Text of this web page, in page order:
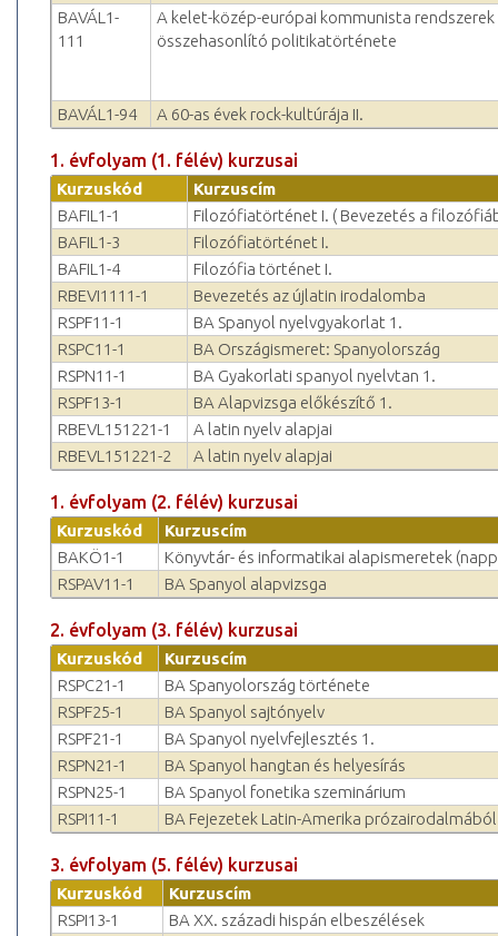
BAVÁL1-
111
A kelet-közép-európai kommunista rendszerek
összehasonlító politikatörténete
BAVÁL1-94 A 60-as évek rock-kultúrája II.
1. évfolyam (1. félév) kurzusai
Kurzuskód
Kurzuscím
BAFIL1-1
Filozófiatörténet I. ( Bevezetés a
BAFIL1-3
Filozófiatörténet I.
BAFIL1-4
Filozófia történet I.
RBEVI1111-1
Bevezetés az újlatin irodalomba
RSPF11-1
BA Spanyol nyelvgyakorlat 1.
RSPC11-1
BA Országismeret: Spanyolország
RSPN11-1
BA Gyakorlati spanyol nyelvtan 1.
RSPF13-1
BA Alapvizsga előkészítő 1.
RBEVL151221-1
A latin nyelv alapjai
RBEVL151221-2
A latin nyelv alapjai
1. évfolyam (2. félév) kurzusai
Kurzuskód
Kurzuscím
BAKÖ1-1
Könyvtár- és informatikai alapismeretek
RSPAV11-1
BA Spanyol alapvizsga
2. évfolyam (3. félév) kurzusai
Kurzuskód
Kurzuscím
RSPC21-1
BA Spanyolország története
RSPF25-1
BA Spanyol sajtónyelv
RSPF21-1
BA Spanyol nyelvfejlesztés 1.
RSPN21-1
BA Spanyol hangtan és helyesírás
RSPN25-1
BA Spanyol fonetika szeminárium
RSPI11-1
BA Fejezetek Latin-Amerika prózairodalmából
3. évfolyam (5. félév) kurzusai
Kurzuskód
Kurzuscím
RSPI13-1
BA XX. századi hispán elbeszélések